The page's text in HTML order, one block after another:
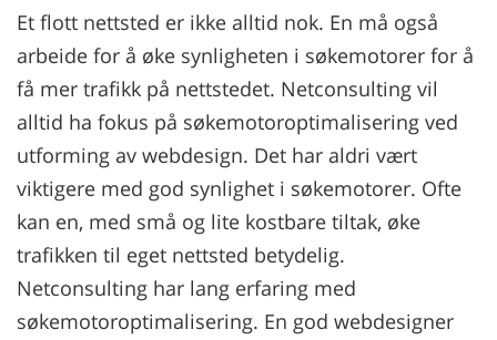
Et flott nettsted er ikke alltid nok. En må også
arbeide for å øke synligheten i søkemotorer for å
få mer trafikk på nettstedet. Netconsulting vil
alltid ha fokus på søkemotoroptimalisering ved
utforming av webdesign. Det har aldri vært
viktigere med god synlighet i søkemotorer. Ofte
kan en, med små og lite kostbare tiltak, øke
trafikken til eget nettsted betydelig.
Netconsulting har lang erfaring med
søkemotoroptimalisering. En god webdesigner